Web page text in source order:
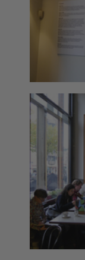
Vloermat
Over ons